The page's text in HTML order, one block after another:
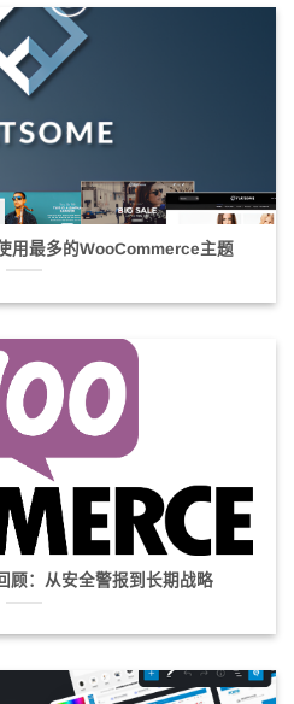
用最多的WooCommerce主题
顾：从安全警报到长期战略